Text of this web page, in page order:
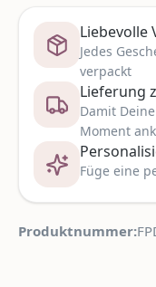
Liebevolle
Jedes
verpackt
Lieferung
Damit
Moment
Füge eine
Produktnummer: